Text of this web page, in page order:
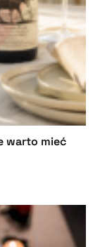
warto mieć